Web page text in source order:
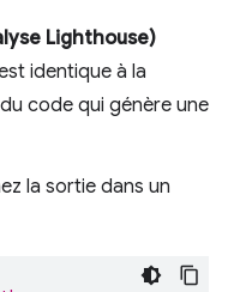
Lighthouse)
identique à la
code qui génère une
la sortie dans un